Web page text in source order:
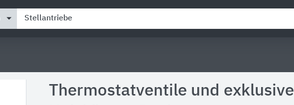
Thermostatventile und exklusive